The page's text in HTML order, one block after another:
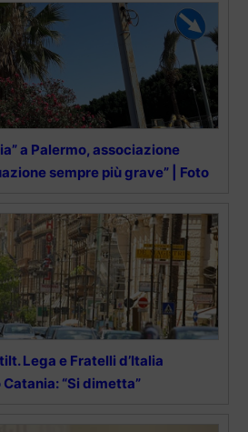
a Palermo, associazione
sempre più grave” | Foto
Lega e Fratelli d’Italia
“Si dimetta”